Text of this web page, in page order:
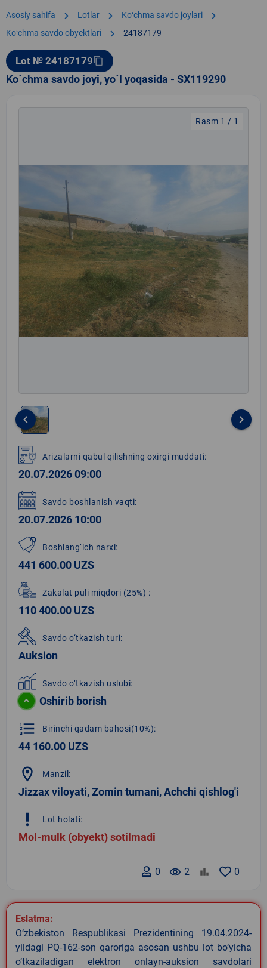
Asosiy sahifa chevron_right Lotlar chevron_right Koʻchma savdo joylari chevron_right
Koʻchma savdo obyektlari chevron_right 24187179
Lot № 24187179content_copy
Ko`chma savdo joyi, yo`l yoqasida - SX119290
Rasm 1 / 1
1
of
1
keyboard_arrow_left keyboard_arrow_right
Arizalarni qabul qilishning oxirgi muddati:
20.07.2026 09:00
Savdo boshlanish vaqti:
20.07.2026 10:00
Boshlang‘ich narxi:
441 600.00 UZS
Zakalat puli miqdori (25%) :
110 400.00 UZS
Savdo o‘tkazish turi:
Auksion
Savdo o‘tkazish uslubi:
Oshirib borish
format_list_numbered Birinchi qadam bahosi(10%):
44 160.00 UZS
location_on Manzil:
Jizzax viloyati, Zomin tumani, Achchi qishlog'i
priority_high Lot holati:
Mol-mulk (obyekt) sotilmadi
0
remove_red_eye 2
0
Eslatma:
O‘zbekiston Respublikasi Prezidentining 19.04.2024-
yildagi PQ-162-son qaroriga asosan ushbu lot bo‘yicha
o‘tkaziladigan elektron onlayn-auksion savdolari